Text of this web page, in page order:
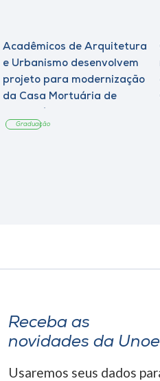
Acadêmicos de Arquitetura
e Urbanismo desenvolvem
projeto para modernização
da Casa Mortuária de
Graduação
Receba as
novidades da
Usaremos seus dados